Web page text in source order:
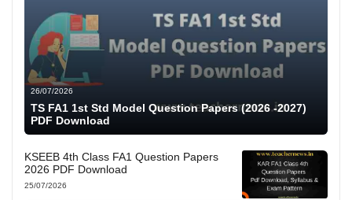
26/07/2026
TS FA1 1st Std Model Question Papers (2026 -2027)
PDF Download
KSEEB 4th Class FA1 Question Papers
2026 PDF Download
25/07/2026